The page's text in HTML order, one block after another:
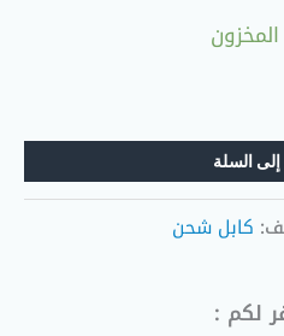
السلة
كابل شحن
لكم :